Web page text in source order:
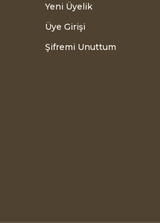
Yeni Üyelik
Üye Girişi
Şifremi Unuttum